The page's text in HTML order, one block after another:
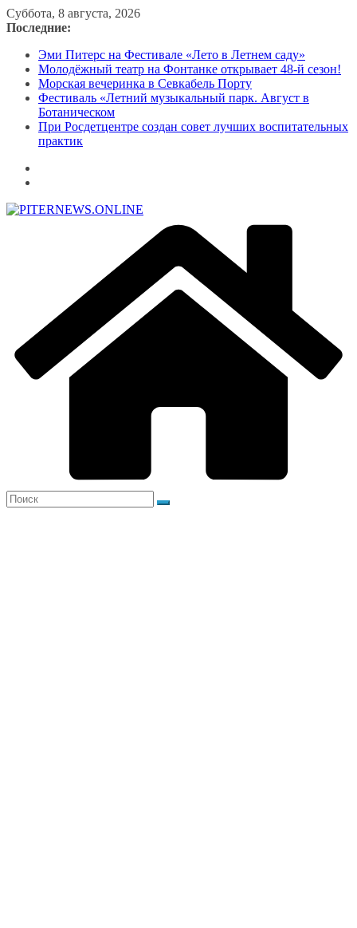
Перейти
к
Суббота, 8 августа, 2026
Последние:
Эми Питерс на Фестивале «Лето в Летнем саду»
Молодёжный театр на Фонтанке открывает 48-й сезон!
Морская вечеринка в Севкабель Порту
Фестиваль «Летний музыкальный парк. Август в
Ботаническом
При Росдетцентре создан совет лучших воспитательных
практик